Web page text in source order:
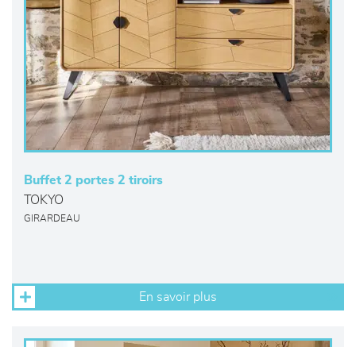
Buffet 2 portes 2 tiroirs
TOKYO
GIRARDEAU
En savoir plus